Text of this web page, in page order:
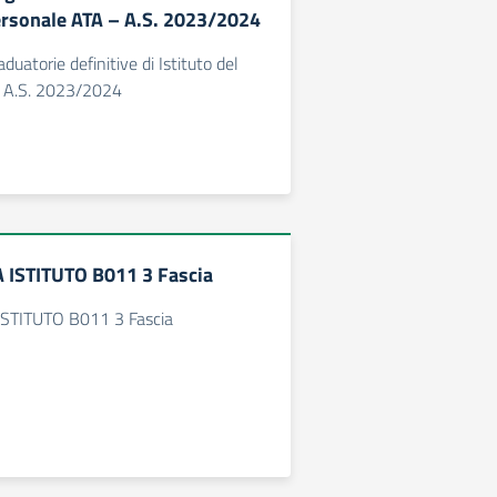
ATA – A.S. 2023/2024
definitive di Istituto del
2023/2024
ISTITUTO B011 3 Fascia
B011 3 Fascia